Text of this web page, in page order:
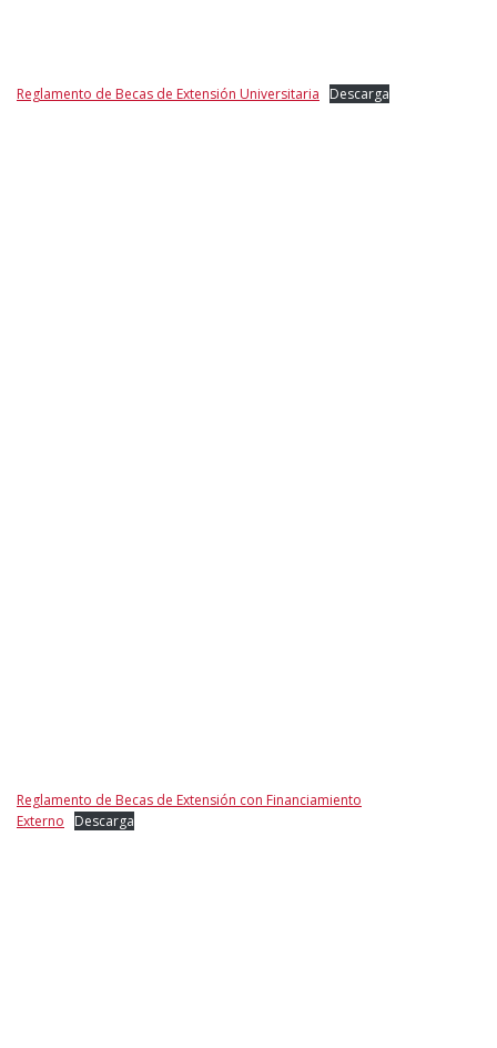
Reglamento de Becas de Extensión Universitaria Descarga
Reglamento de Becas de Extensión con Financiamiento
Externo
Descarga